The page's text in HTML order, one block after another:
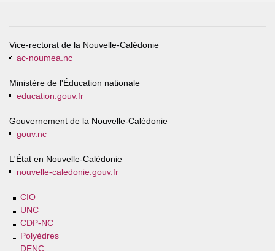
Vice-rectorat de la Nouvelle-Calédonie
ac-noumea.nc
Ministère de l'Éducation nationale
education.gouv.fr
Gouvernement de la Nouvelle-Calédonie
gouv.nc
L'État en Nouvelle-Calédonie
nouvelle-caledonie.gouv.fr
CIO
UNC
CDP-NC
Polyèdres
DENC